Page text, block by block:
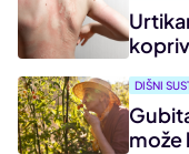
DIŠNI
može